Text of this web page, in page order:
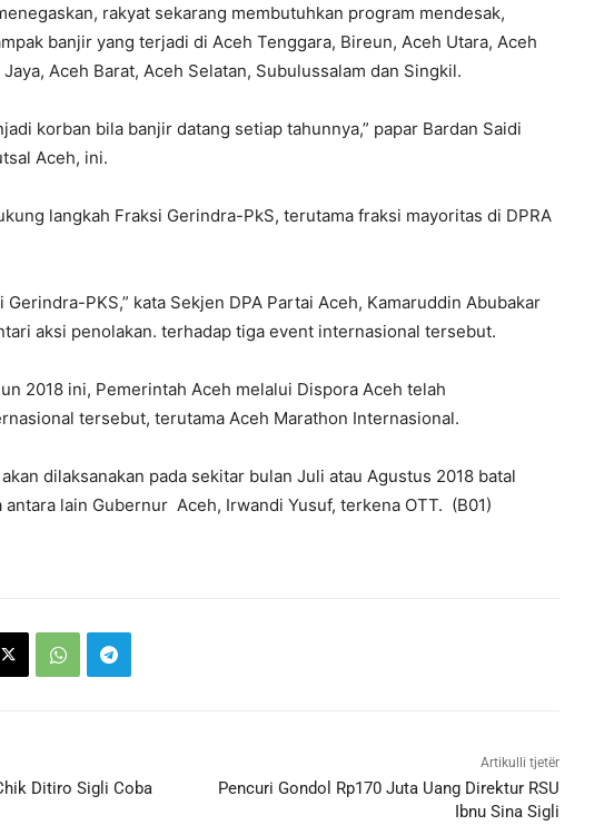
rakyat sekarang membutuhkan program mendesak,
banjir yang terjadi di Aceh Tenggara, Bireun, Aceh Utara, Aceh
Aceh Barat, Aceh Selatan, Subulussalam dan Singkil.
korban bila banjir datang setiap tahunnya,” papar Bardan Saidi
Aceh, ini.
langkah Fraksi Gerindra-PkS, terutama fraksi mayoritas di DPRA
PKS,” kata Sekjen DPA Partai Aceh, Kamaruddin Abubakar
aksi penolakan. terhadap tiga event internasional tersebut.
2018 ini, Pemerintah Aceh melalui Dispora Aceh telah
tersebut, terutama Aceh Marathon Internasional.
dilaksanakan pada sekitar bulan Juli atau Agustus 2018 batal
antara lain Gubernur Aceh, Irwandi Yusuf, terkena OTT. (B01)
Ditiro Sigli Coba
Artikulli tjetër
Pencuri Gondol Rp170 Juta Uang Direktur RSU
Ibnu Sina Sigli